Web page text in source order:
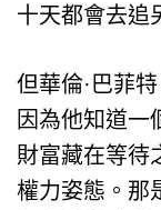
十天都會去追
但華倫·巴菲
因為他知道一
財富藏在等待
權力姿態。那